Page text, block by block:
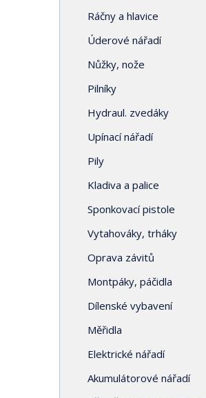
Ráčny a hlavice
Úderové nářadí
Nůžky, nože
Pilníky
Hydraul. zvedáky
Upínací nářadí
Pily
Kladiva a palice
Sponkovací pistole
Vytahováky, trháky
Oprava závitů
Montpáky, páčidla
Dílenské vybavení
Měřidla
Elektrické nářadí
Akumulátorové nářadí